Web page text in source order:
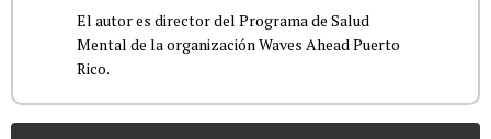
El autor es director del Programa de Salud
Mental de la organización Waves Ahead Puerto
Rico.